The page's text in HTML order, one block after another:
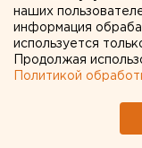
Казахстане.
государственный
войны, будучи
принимала
шестидесятых
семьей
наших
информация
используется
Продолжая
Политикой